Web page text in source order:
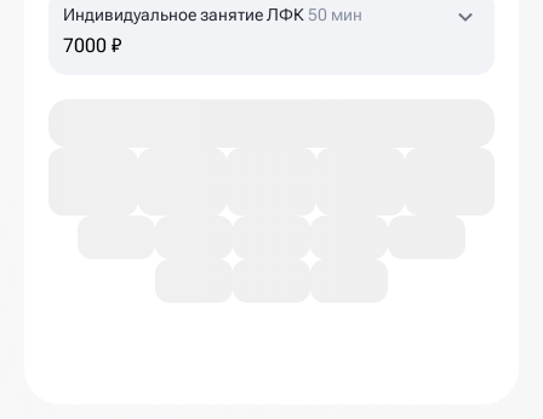
Индивидуальное занятие ЛФК 50 мин
7000 ₽